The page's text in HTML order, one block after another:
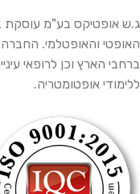
ג.ש אופטיקס בע"מ עוסקת
האופטי והאופטלמי.
ברחבי הארץ וכן לרופאי
ללימודי אופטומטריה.